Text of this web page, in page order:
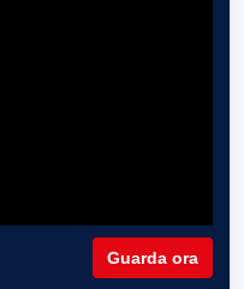
Guarda ora